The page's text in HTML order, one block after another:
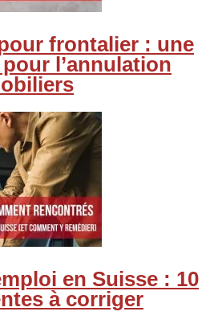
frontalier : une
l’annulation
en Suisse : 10
à corriger